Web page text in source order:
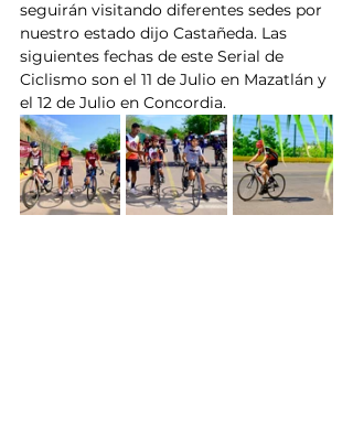
seguirán visitando diferentes sedes por
nuestro estado dijo Castañeda. Las
siguientes fechas de este Serial de
Ciclismo son el 11 de Julio en Mazatlán y
el 12 de Julio en Concordia.